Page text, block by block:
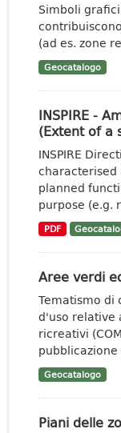
Simboli
(ad es. zone
Geocatalogo
INSPIRE -
(Extent of a
INSPIRE
planned
purpose (e.g.
PDF
Aree verdi
Tematismo di
d'uso relative
ricreativi
pubblicazione
Geocatalogo
Piani delle